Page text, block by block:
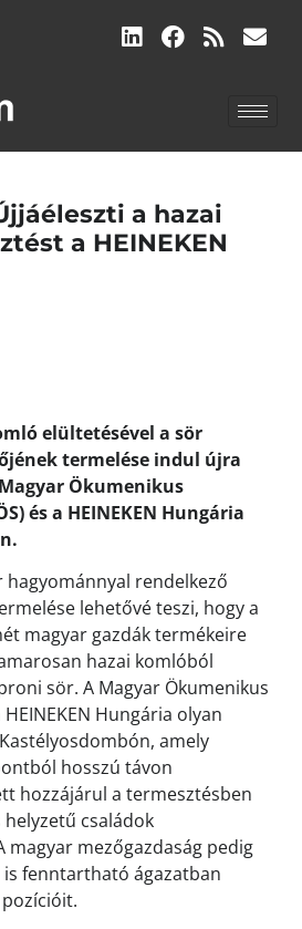
a hazai
a HEINEKEN
elültetésével a sör
termelése indul újra
Ökumenikus
és a HEINEKEN Hungária
rendelkező
lehetővé teszi, hogy a
magyar gazdák termékeire
hazai komlóból
sör. A Magyar Ökumenikus
Hungária olyan
amely
hosszú távon
hozzájárul a termesztésben
családok
magyar mezőgazdaság pedig
is fenntartható ágazatban